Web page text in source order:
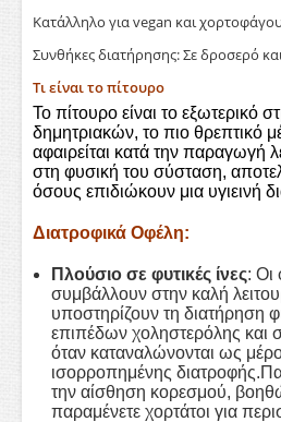
Κατάλληλο για vegan και
Συνθήκες διατήρησης: Σε δροσερό
Τι είναι το πίτουρο
Το πίτουρο είναι το
δημητριακών, το πιο θρεπτικό
αφαιρείται κατά την παραγωγή
στη φυσική του σύσταση,
όσους επιδιώκουν μια υγιεινή
Διατροφικά Οφέλη:
Πλούσιο σε φυτικές ίνες: Οι
συμβάλλουν στην καλή
υποστηρίζουν τη διατήρηση
επιπέδων χοληστερόλης και
όταν καταναλώνονται ως
ισορροπημένης
την αίσθηση κορεσμού,
παραμένετε χορτάτοι για